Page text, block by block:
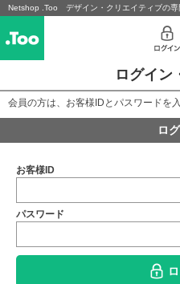
Netshop .Too デザイン・クリエイティブの専
ログイン
会員の方は、お客様IDとパスワードを
ロ
お客様ID
パスワード